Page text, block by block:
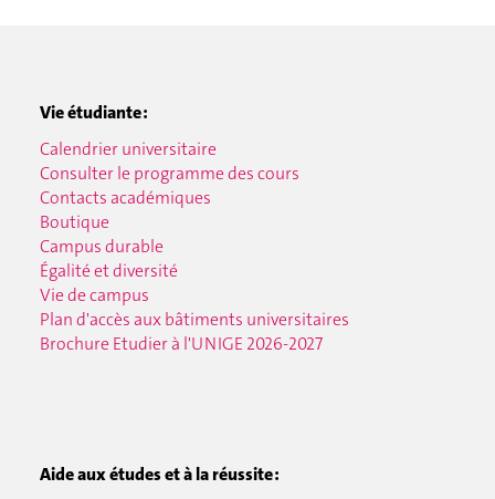
Vie étudiante :
Calendrier universitaire
Consulter le programme des cours
Contacts académiques
Boutique
Campus durable
Égalité et diversité
Vie de campus
Plan d'accès aux bâtiments universitaires
Brochure Etudier à l'UNIGE 2026-2027
Aide aux études et à la réussite :